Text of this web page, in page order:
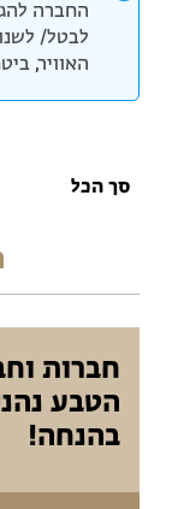
החברה
לבטל/
האוויר,
סך הכל
חברות
הטבע
בהנחה!